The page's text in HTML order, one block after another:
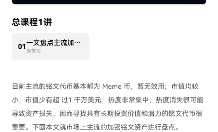
总课程1讲
01 一文盘点主流加密铭文代币
未学习
目前主流的铭文代币基本都为 Meme 币，暂无效用；市值均较
小，市值少有超 过1 千万美元，热度非常集中，热度消失很可能
导致资产损失，因而寻找具有长期投资价值和潜力的铭文代币很
重要。下面本文就市场上主流的加密铭文资产进行盘点。